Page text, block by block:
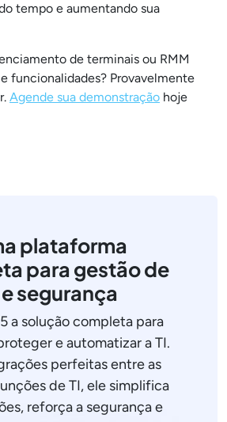
tempo e aumentando sua
de terminais ou RMM
funcionalidades? Provavelmente
Agende sua demonstração hoje
plataforma
para gestão de
e segurança
a solução completa para
e automatizar a TI.
perfeitas entre as
de TI, ele simplifica
reforça a segurança e